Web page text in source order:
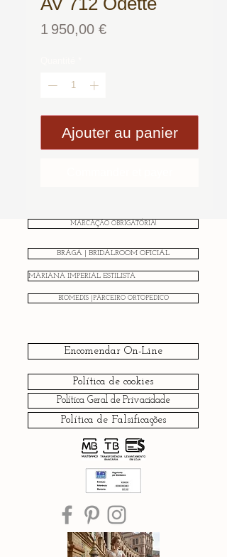
1 950,00 €Prix
Ajouter au panier
MARCAÇÃO OBRIGATÓRIA!
BRAGA | BRIDALROOM OFICIAL
MARIANA IMPERIAL ESTILISTA
BIOMEDIS |PARCEIRO ORTOPÉDICO
Encomendar On-Line
Política de cookies
Política Geral de Privacidade
Política de Falsificações